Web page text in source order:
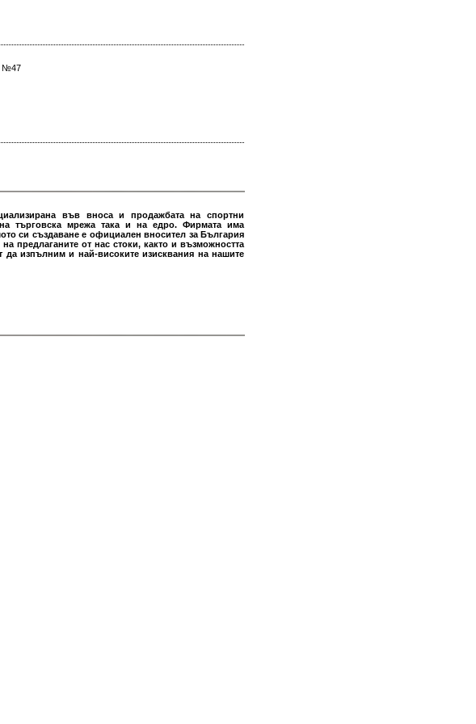
№47
във вноса и продажбата на спортни
търговска мрежа така и на едро. Фирмата има
си създаване е официален вносител за България
предлаганите от нас стоки, както и възможността
да изпълним и най-високите изисквания на нашите